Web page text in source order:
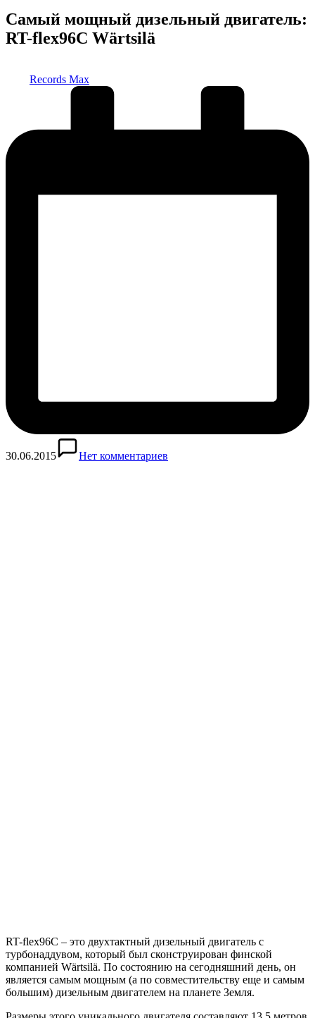
Самый мощный дизельный двигатель:
RT-flex96C Wärtsilä
Records Max
30.06.2015 Нет комментариев
RT-flex96C – это двухтактный дизельный двигатель с
турбонаддувом, который был сконструирован финской
компанией Wärtsilä. По состоянию на сегодняшний день, он
является самым мощным (а по совместительству еще и самым
большим) дизельным двигателем на планете Земля.